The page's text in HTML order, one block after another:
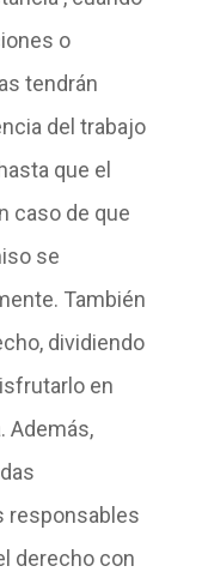
o
tendrán
del trabajo
que el
caso de que
se
También
dividiendo
en
Además,
responsables
derecho con